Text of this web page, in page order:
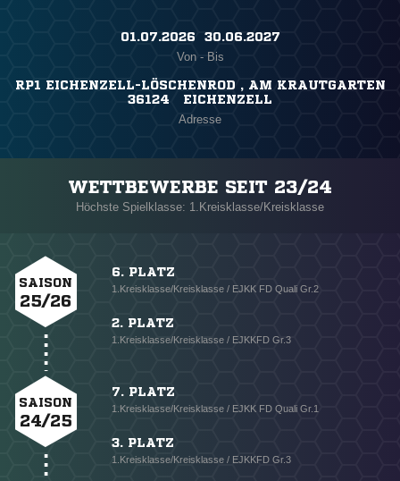
01.07.2026 ​ 30.06.2027
Von - Bis
RP1 EICHENZELL-LÖSCHENROD , AM KRAUTGARTEN
36124 EICHENZELL
Adresse
WETTBEWERBE SEIT 23/24
Höchste Spielklasse: 1.Kreisklasse/Kreisklasse
SAISON
25/26
6. PLATZ
1.Kreisklasse/Kreisklasse / EJKK FD Quali Gr.2
2. PLATZ
1.Kreisklasse/Kreisklasse / EJKKFD Gr.3
SAISON
24/25
7. PLATZ
1.Kreisklasse/Kreisklasse / EJKK FD Quali Gr.1
3. PLATZ
1.Kreisklasse/Kreisklasse / EJKKFD Gr.3